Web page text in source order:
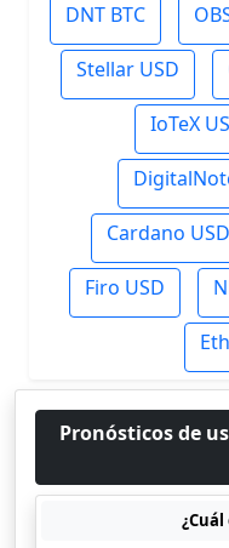
DNT BTC
Stellar USD
IoTeX
Cardano USD
Firo USD
Pronósticos de